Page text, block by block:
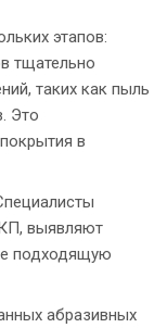
этапов:
тщательно
таких как пыль
Это
в
выявляют
подходящую
абразивных